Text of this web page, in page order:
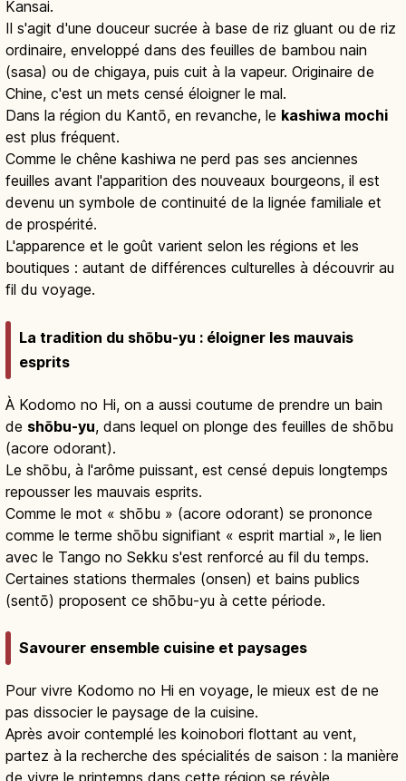
Kansai.
Il s'agit d'une douceur sucrée à base de riz gluant ou de riz
ordinaire, enveloppé dans des feuilles de bambou nain
(sasa) ou de chigaya, puis cuit à la vapeur. Originaire de
Chine, c'est un mets censé éloigner le mal.
Dans la région du Kantō, en revanche, le kashiwa mochi
est plus fréquent.
Comme le chêne kashiwa ne perd pas ses anciennes
feuilles avant l'apparition des nouveaux bourgeons, il est
devenu un symbole de continuité de la lignée familiale et
de prospérité.
L'apparence et le goût varient selon les régions et les
boutiques : autant de différences culturelles à découvrir au
fil du voyage.
La tradition du shōbu-yu : éloigner les mauvais
esprits
À Kodomo no Hi, on a aussi coutume de prendre un bain
de shōbu-yu, dans lequel on plonge des feuilles de shōbu
(acore odorant).
Le shōbu, à l'arôme puissant, est censé depuis longtemps
repousser les mauvais esprits.
Comme le mot « shōbu » (acore odorant) se prononce
comme le terme shōbu signifiant « esprit martial », le lien
avec le Tango no Sekku s'est renforcé au fil du temps.
Certaines stations thermales (onsen) et bains publics
(sentō) proposent ce shōbu-yu à cette période.
Savourer ensemble cuisine et paysages
Pour vivre Kodomo no Hi en voyage, le mieux est de ne
pas dissocier le paysage de la cuisine.
Après avoir contemplé les koinobori flottant au vent,
partez à la recherche des spécialités de saison : la manière